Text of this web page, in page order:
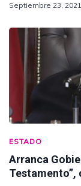
Septiembre 23, 2021
ESTADO
Arranca